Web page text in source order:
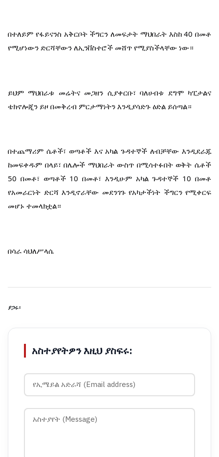
በተለይም የፋይናንስ አቅርቦት ችግርን ለመፍታት ማህበራት እስከ 40 በመቶ
የሚሆነውን ድርሻቸውን ለኢንቨስተሮች መሸጥ የሚያስችላቸው ነው።
ይህም ማህበራቱ መሬትና መጋዘን ሲያቀርቡ፣ ባለሀብቱ ደግሞ ካፒታልና
ቴክኖሎጂን ይዞ በመቅረብ ምርታማነትን እንዲያሳድጉ ዕድል ይሰጣል።
በተጨማሪም ሴቶች፣ ወጣቶች እና አካል ጉዳተኞች ለብቻቸው እንዲደራጁ
ከመፍቀዱም በላይ፣ በሌሎች ማህበራት ውስጥ በሚሳተፉበት ወቅት ሴቶች
50 በመቶ፣ ወጣቶች 10 በመቶ፣ እንዲሁም አካል ጉዳተኞች 10 በመቶ
የአመራርነት ድርሻ እንዲኖራቸው መደንገጉ የአካታችነት ችግርን የሚቀርፍ
መሆኑ ተመላክቷል።
በሳራ ሳህለሥላሴ
ያጋሩ፡
አስተያየትዎን እዚህ ያስፍሩ: